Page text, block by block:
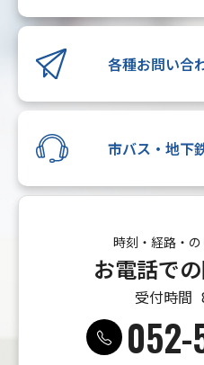
各種お問い合
市バス・地下
時刻・経路・
お電話で
受付時間
052-